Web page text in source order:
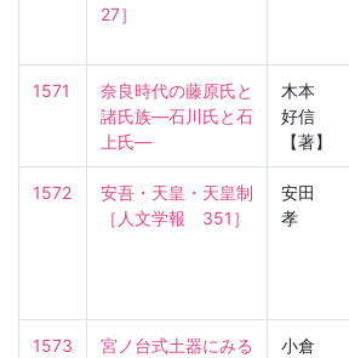
27］
1571
奈良時代の藤原氏と
諸氏族―石川氏と石
上氏―
木本
好信
【著】
1572
安吾・天皇・天皇制
［人文学報　351］
安田
孝
1573
宮ノ台式土器にみる
小倉